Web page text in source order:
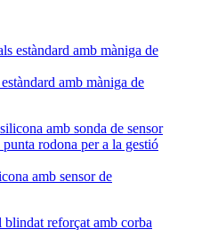
amb màniga de
amb sensor de